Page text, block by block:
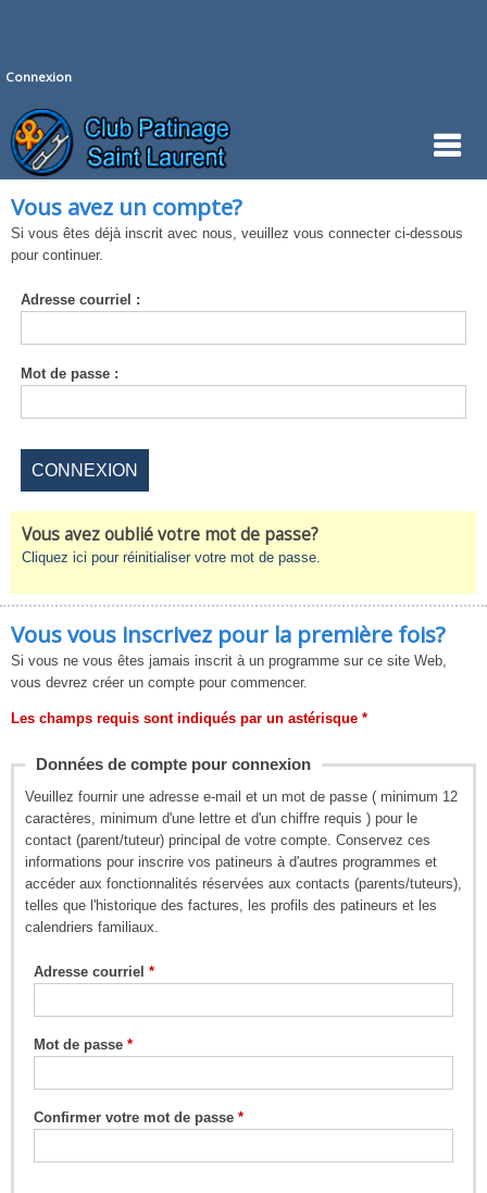
Connexion
Vous avez un compte?
Si vous êtes déjà inscrit avec nous, veuillez vous connecter ci-dessous
pour continuer.
Adresse courriel :
Mot de passe :
Vous avez oublié votre mot de passe?
Cliquez ici pour réinitialiser votre mot de passe.
Vous vous inscrivez pour la première fois?
Si vous ne vous êtes jamais inscrit à un programme sur ce site Web,
vous devrez créer un compte pour commencer.
Les champs requis sont indiqués par un astérisque *
Données de compte pour connexion
Veuillez fournir une adresse e-mail et un mot de passe ( minimum 12
caractères, minimum d'une lettre et d'un chiffre requis ) pour le
contact (parent/tuteur) principal de votre compte. Conservez ces
informations pour inscrire vos patineurs à d'autres programmes et
accéder aux fonctionnalités réservées aux contacts (parents/tuteurs),
telles que l'historique des factures, les profils des patineurs et les
calendriers familiaux.
Adresse courriel
Mot de passe
Confirmer votre mot de passe